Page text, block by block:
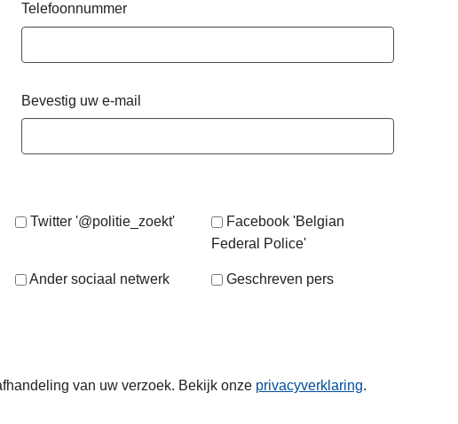
Telefoonnummer
Bevestig uw e-mail
Twitter '@politie_zoekt'
Facebook 'Belgian
Federal Police'
Ander sociaal netwerk Geschreven pers
van uw verzoek. Bekijk onze privacyverklaring.